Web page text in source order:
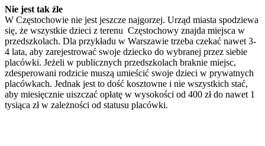
Nie jest tak źle
W Częstochowie nie jest jeszcze najgorzej. Urząd miasta spodziewa
się, że wszystkie dzieci z terenu Częstochowy znajda miejsca w
przedszkolach. Dla przykładu w Warszawie trzeba czekać nawet 3-
4 lata, aby zarejestrować swoje dziecko do wybranej przez siebie
placówki. Jeżeli w publicznych przedszkolach braknie miejsc,
zdesperowani rodzicie muszą umieścić swoje dzieci w prywatnych
placówkach. Jednak jest to dość kosztowne i nie wszystkich stać,
aby miesięcznie uiszczać opłatę w wysokości od 400 zł do nawet 1
tysiąca zł w zależności od statusu placówki.